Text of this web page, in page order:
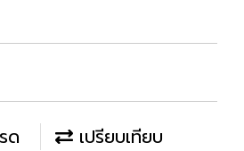
ด
เปรียบเทียบ